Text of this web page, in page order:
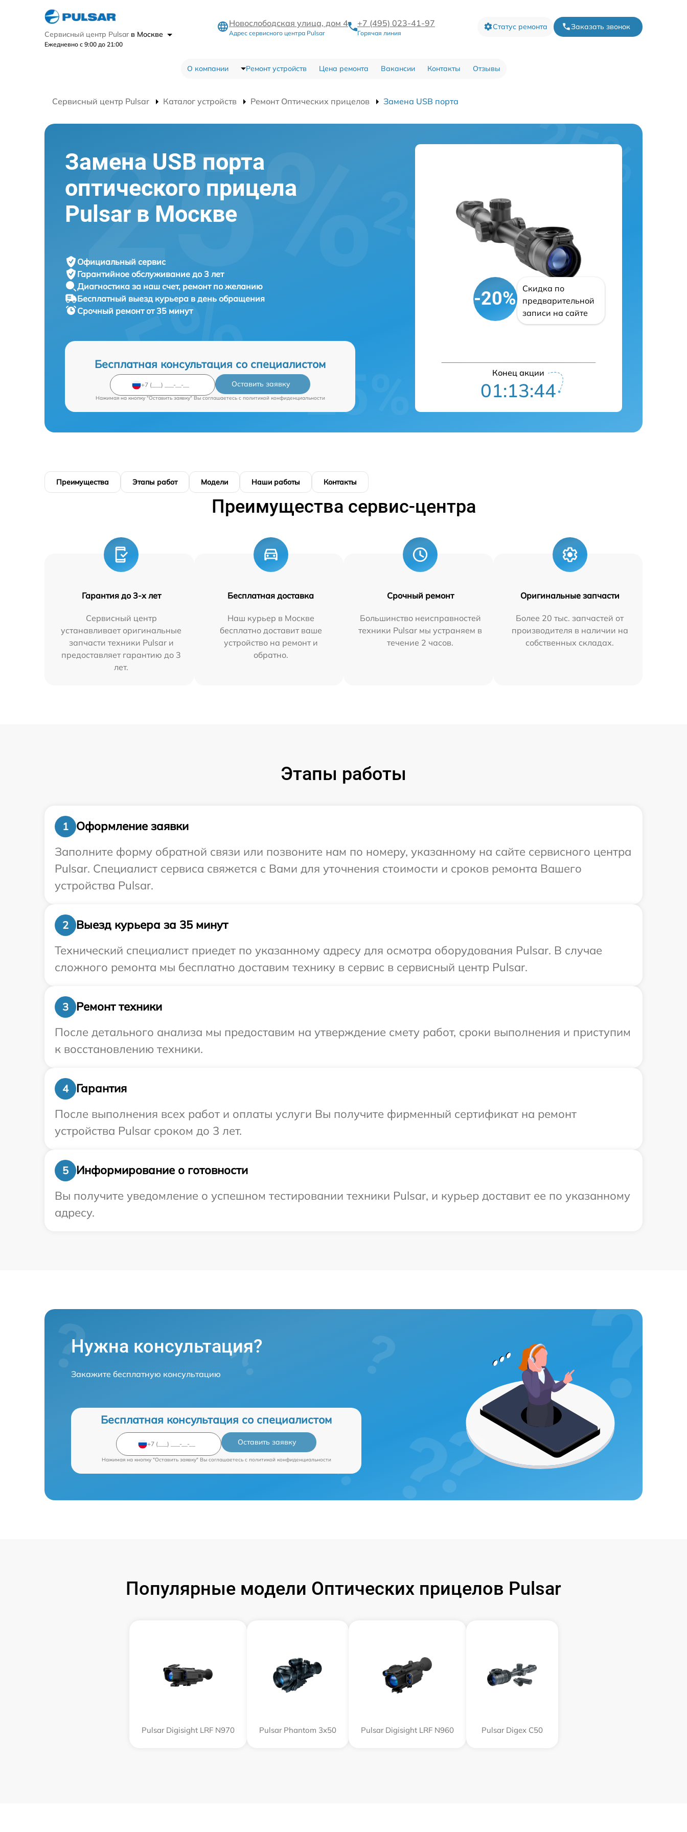
Сервисный центр Pulsar в Москве
Ежедневно с 9:00 до 21:00
Новослободская улица, дом 4
Адрес сервисного центра Pulsar
+7 (495) 023-41-97
Горячая линия
Статус ремонта Заказать звонок
О компании Ремонт устройств Цена ремонта Вакансии Контакты Отзывы
Сервисный центр Pulsar Каталог устройств Ремонт Оптических прицелов Замена USB порта
Замена USB порта
оптического прицела
Pulsar в Москве
Официальный сервис
Гарантийное обслуживание до 3 лет
Диагностика за наш счет, ремонт по желанию
Бесплатный выезд курьера в день обращения
Срочный ремонтот 35 минут
Бесплатная консультация со специалистом
Оставить заявку
Нажимая на кнопку "Оставить заявку" Вы соглашаетесь c политикой конфиденциальности
-20%
Скидка по
предварительной
записи на сайте
Конец акции
01:13:43
Преимущества Этапы работ Модели Наши работы Контакты
Преимущества сервис-центра
Гарантия до 3-х лет
Сервисный центр
устанавливает оригинальные
запчасти техники Pulsar и
предоставляет гарантию до 3
лет.
Бесплатная доставка
Наш курьер в Москве
бесплатно доставит ваше
устройство на ремонт и
обратно.
Срочный ремонт
Большинство неисправностей
техники Pulsar мы устраняем в
течение 2 часов.
Оригинальные запчасти
Более 20 тыс. запчастей от
производителя в наличии на
собственных складах.
Этапы работы
1
Оформление заявки
Заполните форму обратной связи или позвоните нам по номеру, указанному на сайте сервисного центра
Pulsar. Специалист сервиса свяжется с Вами для уточнения стоимости и сроков ремонта Вашего
устройства Pulsar.
2
Выезд курьера за 35 минут
Технический специалист приедет по указанному адресу для осмотра оборудования Pulsar. В случае
сложного ремонта мы бесплатно доставим технику в сервис в сервисный центр Pulsar.
3
Ремонт техники
После детального анализа мы предоставим на утверждение смету работ, сроки выполнения и приступим
к восстановлению техники.
4
Гарантия
После выполнения всех работ и оплаты услуги Вы получите фирменный сертификат на ремонт
устройства Pulsar сроком до 3 лет.
5
Информирование о готовности
Вы получите уведомление о успешном тестировании техники Pulsar, и курьер доставит ее по указанному
адресу.
Нужна консультация?
Закажите бесплатную консультацию
Бесплатная консультация со специалистом
Оставить заявку
Нажимая на кнопку "Оставить заявку" Вы соглашаетесь c политикой конфиденциальности
Популярные модели Оптических прицелов Pulsar
Pulsar Digisight LRF N970 Pulsar Phantom 3x50 Pulsar Digisight LRF N960 Pulsar Digex C50